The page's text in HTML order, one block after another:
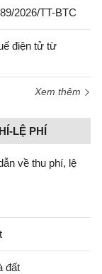
2026/TT-BTC
điện tử từ
Xem thêm
LỆ PHÍ
về thu phí, lệ
đất